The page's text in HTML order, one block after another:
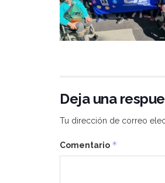
Deja una
Tu dirección de correo
Comentario *